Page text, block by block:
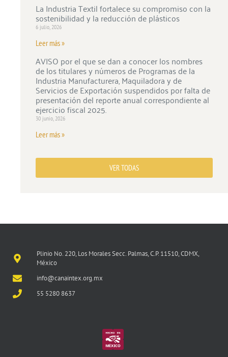
La Industria Textil fortalece su compromiso con la
sostenibilidad y la reducción de plásticos
6 julio, 2026
Leer más »
AVISO por el que se dan a conocer los nombres
de los titulares y números de Programas de la
Industria Manufacturera, Maquiladora y de
Servicios de Exportación suspendidos por falta de
presentación del reporte anual correspondiente al
ejercicio fiscal 2025.
30 junio, 2026
Leer más »
VER TODAS
Plinio No. 220, Los Morales Secc. Palmas, C.P. 11510, CDMX,
México
info@canaintex.org.mx
55 5280 8637